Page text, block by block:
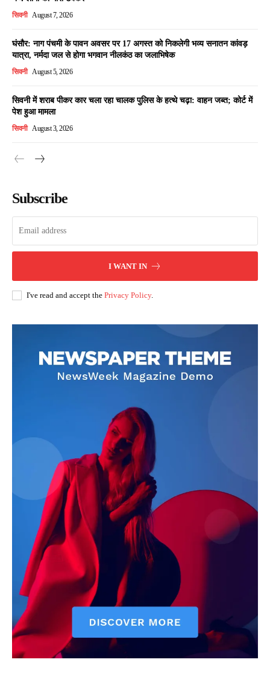
सिवनी August 7, 2026
घंसौर: नाग पंचमी के पावन अवसर पर 17 अगस्त को निकलेगी भव्य सनातन कांवड़
यात्रा, नर्मदा जल से होगा भगवान नीलकंठ का जलाभिषेक
सिवनी August 5, 2026
सिवनी में शराब पीकर कार चला रहा चालक पुलिस के हत्थे चढ़ा: वाहन जब्त; कोर्ट में
पेश हुआ मामला
सिवनी August 3, 2026
Subscribe
I WANT IN
I've read and accept the Privacy Policy.